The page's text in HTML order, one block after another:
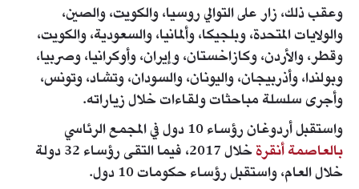
وعقب ذلك، زار على التوالي روسيا، والكويت، والصين،
والولايات المتحدة، وبلجيكا، وألمانيا، والسعودية، والكويت،
وقطر، والأردن، وكازاخستان، وإيران، وأوكرانيا، وصربيا،
وبولندا، وأذربيجان، واليونان، والسودان، وتشاد، وتونس،
وأجرى سلسلة مباحثات ولقاءات خلال زياراته.
واستقبل أردوغان رؤساء 10 دول في المجمع الرئاسي
بالعاصمة أنقرة
خلال 2017، فيما التقى رؤساء 32 دولة
خلال العام، واستقبل رؤساء حكومات 10 دول.